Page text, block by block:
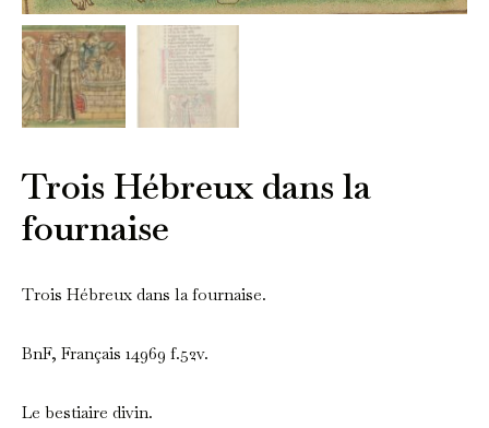
Trois Hébreux dans la
fournaise
Trois Hébreux dans la fournaise.
BnF, Français 14969 f.52v.
Le bestiaire divin.